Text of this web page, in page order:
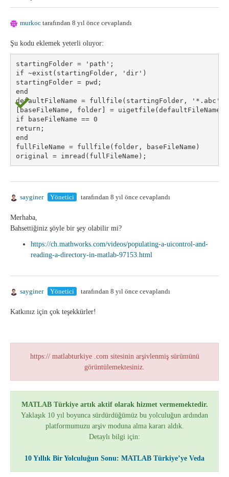
murkoc tarafından 8 yıl önce cevaplandı
Şu kodu eklemek yeterli oluyor:
startingFolder = 'path';
if ~exist(startingFolder, 'dir')
startingFolder = pwd;
end
defaultFileName = fullfile(startingFolder, '*.abc');
[baseFileName, folder] =
if baseFileName == 0
return;
end
fullFileName = fullfile(folder, baseFileName)
original = imread(fullFileName);
sayginer Yönetici tarafından 8 yıl önce cevaplandı
Merhaba,
Bahsettiğiniz şöyle bir şey olabilir mi?
https://ch.mathworks.com/videos/populating-a-uicontrol-and-
reading-a-directory-in-matlab-97153.html
sayginer Yönetici tarafından 8 yıl önce cevaplandı
Katkınız için çok teşekkürler!
https:// matlabturkiye .com sitesinin arşivlenmiş sürümünü
görüntülemektesiniz.
MATLAB Türkiye artık aktif olarak hizmet vermemektedir.
Yaklaşık 10 yıl boyunca sürdürdüğümüz bu yolculuğun ardından
platformumuzu arşiv moduna alma kararı aldık.
Detaylı bilgi için:
10 Yıllık Bir Yolculuğun Sonu: MATLAB Türkiye’ye Veda